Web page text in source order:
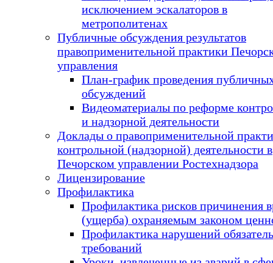
исключением эскалаторов в
метрополитенах
Публичные обсуждения результатов
правоприменительной практики
управления
План-график проведения
обсуждений
Видеоматериалы по реформе
и надзорной деятельности
Доклады о правоприменительной
контрольной (надзорной) деятельности в
Печорском управлении Ростехнадзора
Лицензирование
Профилактика
Профилактика рисков причинения
(ущерба) охраняемым законом
Профилактика нарушений
требований